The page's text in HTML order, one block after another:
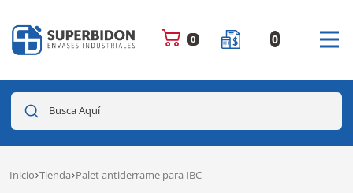
0 0
Busca Aquí
Inicio Tienda Palet antiderrame para IBC